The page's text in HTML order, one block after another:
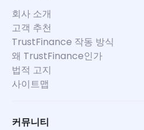
회사 소개
고객 추천
TrustFinance 작동 방식
왜 TrustFinance인가
법적 고지
사이트맵
커뮤니티